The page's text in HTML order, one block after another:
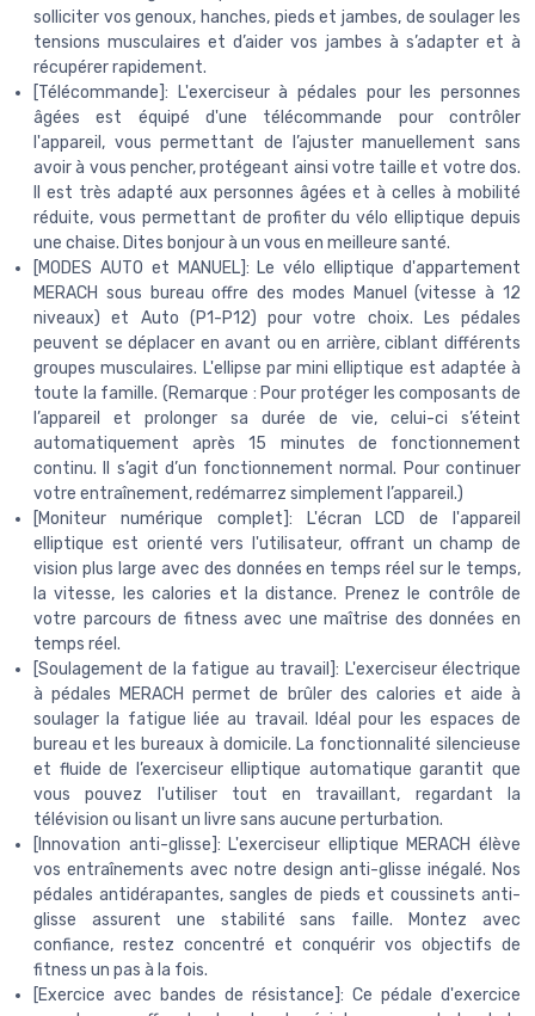
solliciter vos genoux, hanches, pieds et jambes, de soulager les
tensions musculaires et d’aider vos jambes à s’adapter et à
récupérer rapidement.
[Télécommande]: L'exerciseur à pédales pour les personnes
âgées est équipé d'une télécommande pour contrôler
l'appareil, vous permettant de l’ajuster manuellement sans
avoir à vous pencher, protégeant ainsi votre taille et votre dos.
Il est très adapté aux personnes âgées et à celles à mobilité
réduite, vous permettant de profiter du vélo elliptique depuis
une chaise. Dites bonjour à un vous en meilleure santé.
[MODES AUTO et MANUEL]: Le vélo elliptique d'appartement
MERACH sous bureau offre des modes Manuel (vitesse à 12
niveaux) et Auto (P1-P12) pour votre choix. Les pédales
peuvent se déplacer en avant ou en arrière, ciblant différents
groupes musculaires. L'ellipse par mini elliptique est adaptée à
toute la famille. (Remarque : Pour protéger les composants de
l’appareil et prolonger sa durée de vie, celui-ci s’éteint
automatiquement après 15 minutes de fonctionnement
continu. Il s’agit d’un fonctionnement normal. Pour continuer
votre entraînement, redémarrez simplement l’appareil.)
[Moniteur numérique complet]: L'écran LCD de l'appareil
elliptique est orienté vers l'utilisateur, offrant un champ de
vision plus large avec des données en temps réel sur le temps,
la vitesse, les calories et la distance. Prenez le contrôle de
votre parcours de fitness avec une maîtrise des données en
temps réel.
[Soulagement de la fatigue au travail]: L'exerciseur électrique
à pédales MERACH permet de brûler des calories et aide à
soulager la fatigue liée au travail. Idéal pour les espaces de
bureau et les bureaux à domicile. La fonctionnalité silencieuse
et fluide de l’exerciseur elliptique automatique garantit que
vous pouvez l'utiliser tout en travaillant, regardant la
télévision ou lisant un livre sans aucune perturbation.
[Innovation anti-glisse]: L'exerciseur elliptique MERACH élève
vos entraînements avec notre design anti-glisse inégalé. Nos
pédales antidérapantes, sangles de pieds et coussinets anti-
glisse assurent une stabilité sans faille. Montez avec
confiance, restez concentré et conquérir vos objectifs de
fitness un pas à la fois.
[Exercice avec bandes de résistance]: Ce pédale d'exercice